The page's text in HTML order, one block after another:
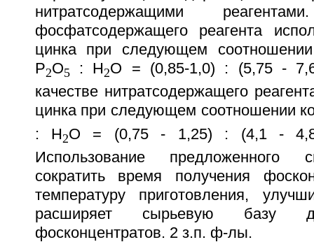
нитратсодержащими
фосфатсодержащего реагента
цинка при следующем
Р2O5 : Н2O = (0,85-1,0) : (5,75 -
качестве нитратсодержащего
цинка при следующем соотношении
: H2O = (0,75 - 1,25) : (4,1 -
Использование предложенного
сократить время получения
температуру приготовления,
расширяет сырьевую базу
фосконцентратов. 2 з.п. ф-лы.